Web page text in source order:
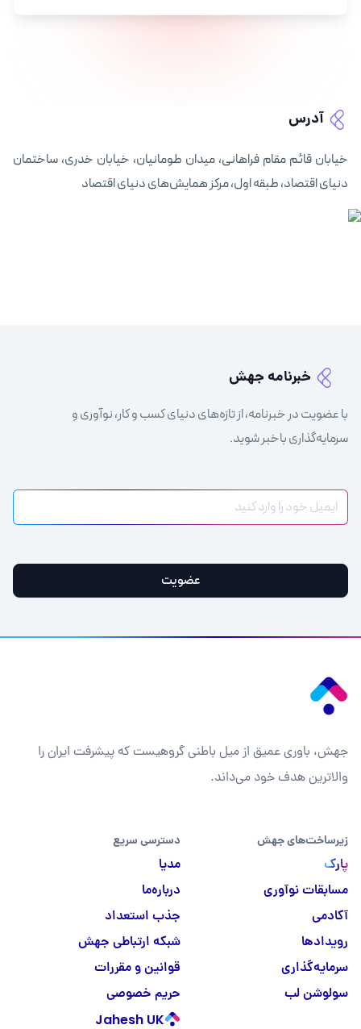
آدرس
خیابان قائم مقام فراهانی، میدان طومانیان، خیابان خدری، ساختمان
دنیای اقتصاد، طبقه اول، مرکز همایش‌های دنیای اقتصاد
خبرنامه جهش
با عضویت در خبرنامه، از تازه‌های دنیای کسب و کار، نوآوری و
سرمایه‌گذاری باخبر شوید.
عضویت
جهش، باوری عمیق از میل باطنی گروهیست که پیشرفت ایران را
والاترین هدف خود می‌داند.
زیرساخت‌های جهش
پارک
مسابقات نوآوری
آکادمی
رویدادها
سرمایه‌گذاری
سولوشن لب
دسترسی سریع
مدیا
درباره‌ما
جذب استعداد
شبکه ارتباطی جهش
قوانین و مقررات
حریم خصوصی
Jahesh UK